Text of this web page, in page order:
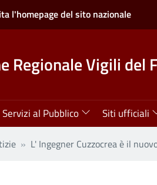
l'homepage del sito nazionale
Regionale Vigili del
Servizi al Pubblico Siti ufficiali
L' Ingegner Cuzzocrea è il